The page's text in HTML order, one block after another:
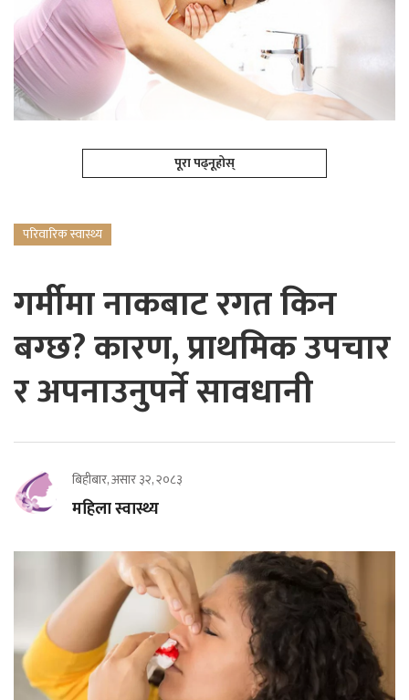
पूरा पढ्नूहोस्
परिवारिक स्वास्थ्य
गर्मीमा नाकबाट रगत किन
बग्छ? कारण, प्राथमिक उपचार
र अपनाउनुपर्ने सावधानी
बिहीबार, असार ३२, २०८३
महिला स्वास्थ्य